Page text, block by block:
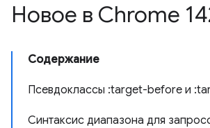
Новое в Chrome
Содержание
Псевдоклассы :target-before и
Синтаксис диапазона для